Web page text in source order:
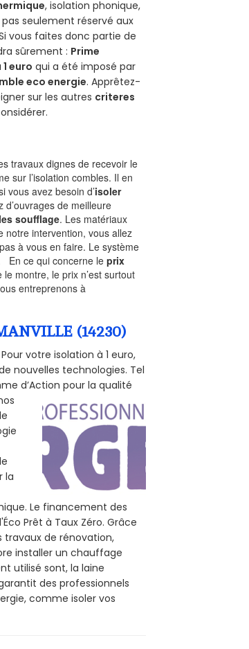
, isolation phonique,
seulement réservé aux
vous faites donc partie de
sûrement : Prime
euro qui a été imposé par
eco energie. Apprêtez-
sur les autres criteres
travaux dignes de recevoir le
sur l’isolation combles. Il en
vous avez besoin d’isoler
de meilleure
soufflage. Les matériaux
notre intervention, vous allez
à vous en faire. Le système
En ce qui concerne leprix
le montre, le prix n’est surtout
entreprenons à
(14230)
votre isolation à 1 euro,
nouvelles technologies. Tel
d’Action pour la qualité
la
Le financement des
Prêt à Taux Zéro. Grâce
travaux de rénovation,
installer un chauffage
utilisé sont, la laine
des professionnels
comme isoler vos